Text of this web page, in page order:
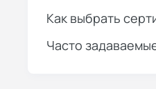
Как выбрать
Часто